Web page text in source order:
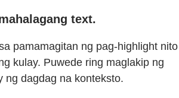
text.
pamamagitan ng pag-highlight nito
kulay. Puwede ring maglakip ng
ng dagdag na konteksto.